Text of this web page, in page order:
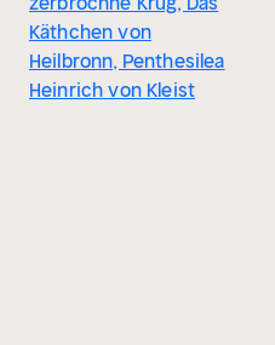
Käthchen von
Heilbronn, Penthesilea
Heinrich von Kleist